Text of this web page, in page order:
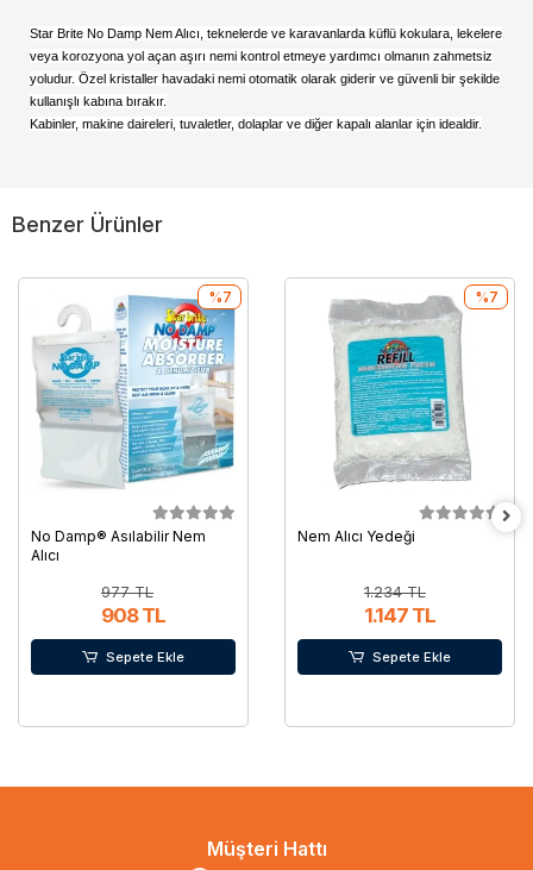
Star Brite No Damp Nem Alıcı, teknelerde ve karavanlarda küflü kokulara, lekelere
veya korozyona yol açan aşırı nemi kontrol etmeye yardımcı olmanın zahmetsiz
yoludur. Özel kristaller havadaki nemi otomatik olarak giderir ve güvenli bir şekilde
kullanışlı kabına bırakır.
Kabinler, makine daireleri, tuvaletler, dolaplar ve diğer kapalı alanlar için idealdir.
Benzer Ürünler
No Damp® Asılabilir Nem
Alıcı
977 TL
908 TL
%7
Sepete Ekle
Nem Alıcı Yedeği
1.234 TL
1.147 TL
%7
Sepete Ekle
Müşteri Hattı